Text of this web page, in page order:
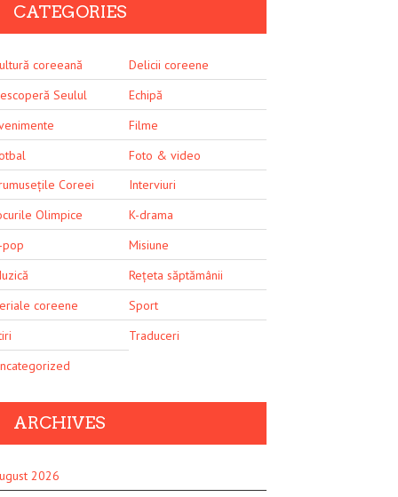
CATEGORIES
coreeană
Delicii coreene
Seulul
Echipă
Filme
Foto & video
Coreei
Interviuri
Olimpice
K-drama
pop
Misiune
Rețeta săptămânii
coreene
Sport
Traduceri
ARCHIVES
2026